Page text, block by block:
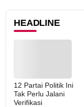
HEADLINE
12 Partai Politik Ini
Tak Perlu Jalani
Verifikasi